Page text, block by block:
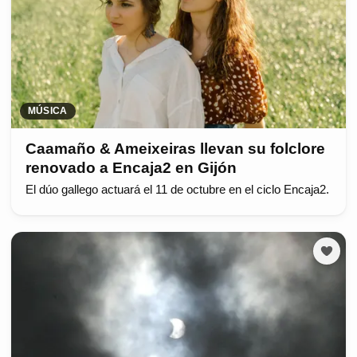
MÚSICA
Caamaño & Ameixeiras llevan su folclore
renovado a Encaja2 en Gijón
El dúo gallego actuará el 11 de octubre en el ciclo Encaja2.